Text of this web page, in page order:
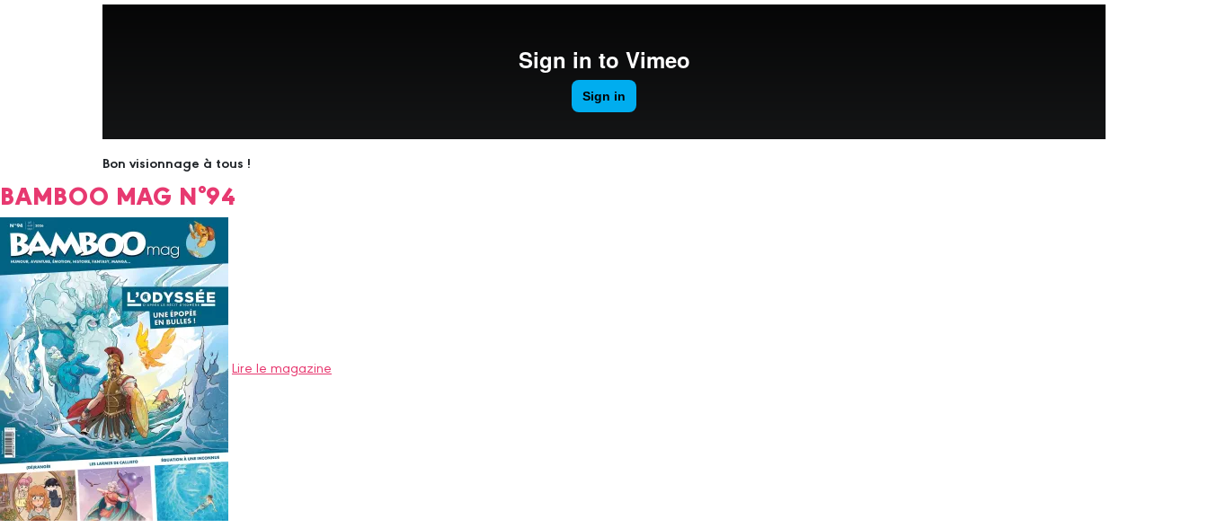
Bon visionnage à tous !
BAMBOO MAG N°94
Lire le magazine